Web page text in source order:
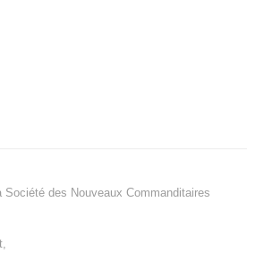
Société des Nouveaux Commanditaires
,